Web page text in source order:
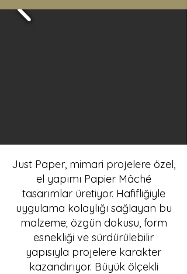
Just Paper, mimari projelere özel,
el yapımı Papier Mâché
tasarımlar üretiyor. Hafifliğiyle
uygulama kolaylığı sağlayan bu
malzeme; özgün dokusu, form
esnekliği ve sürdürülebilir
yapısıyla projelere karakter
kazandırıyor. Büyük ölçekli